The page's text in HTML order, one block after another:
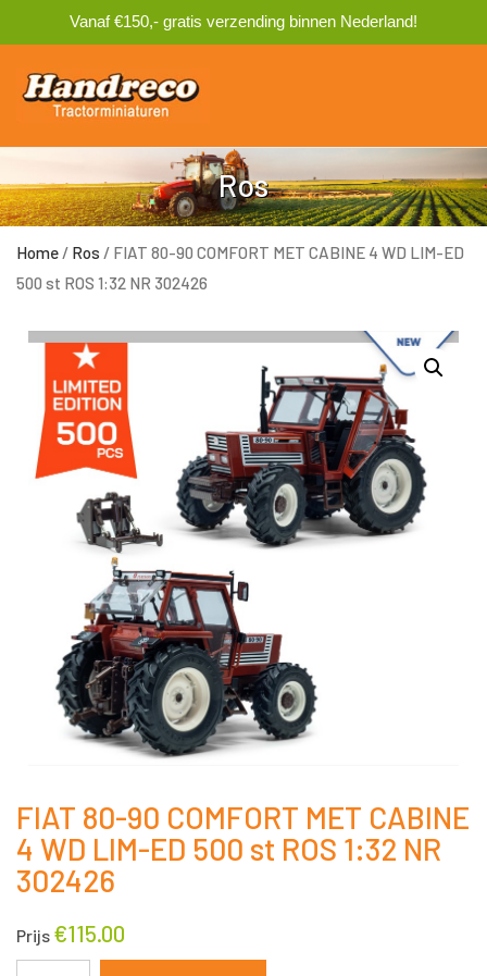
Vanaf €150,- gratis verzending binnen Nederland!
Ros
Home / Ros / FIAT 80-90 COMFORT MET CABINE 4 WD LIM-ED
500 st ROS 1:32 NR 302426
FIAT 80-90 COMFORT MET CABINE
4 WD LIM-ED 500 st ROS 1:32 NR
302426
Prijs €115.00